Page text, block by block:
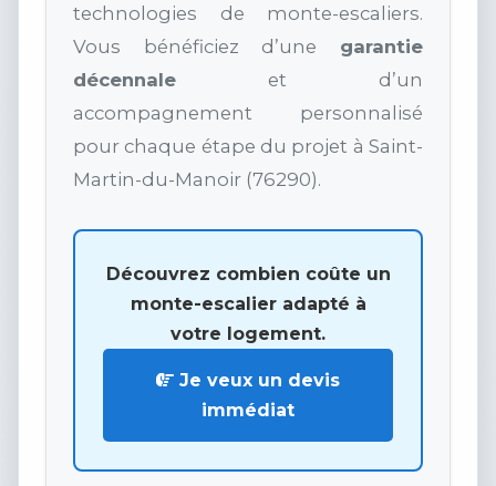
technologies de monte-escaliers.
Vous bénéficiez d’une garantie
décennale et d’un
accompagnement personnalisé
pour chaque étape du projet à Saint-
Martin-du-Manoir (76290).
Découvrez combien coûte un
monte-escalier adapté à
votre logement.
Je veux un devis
immédiat